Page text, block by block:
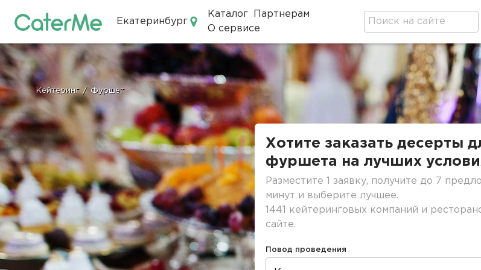
Екатеринбург
Каталог
Партнерам
О сервисе
Строка
навигации
Кейтеринг / Фуршет
Хотите заказать десерты
фуршета на лучших
Разместите 1 заявку, получите до 7
минут и выберите лучшее.
1441 кейтеринговых компаний и
сайте.
Повод проведения